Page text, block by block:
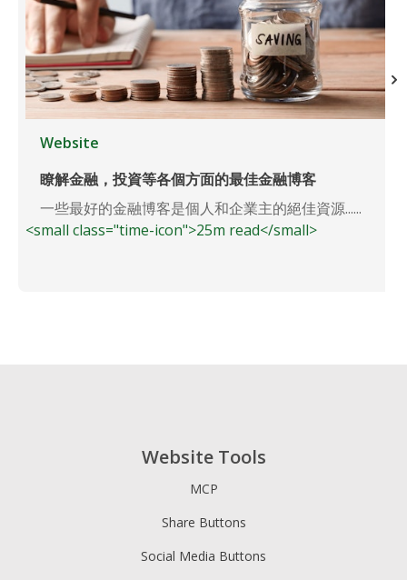
Website
瞭解金融，投資等各個方面的最佳金融博客
一些最好的金融博客是個人和企業主的絕佳資源......
<small class="time-icon">25m read</small>
Website Tools
MCP
Share Buttons
Social Media Buttons